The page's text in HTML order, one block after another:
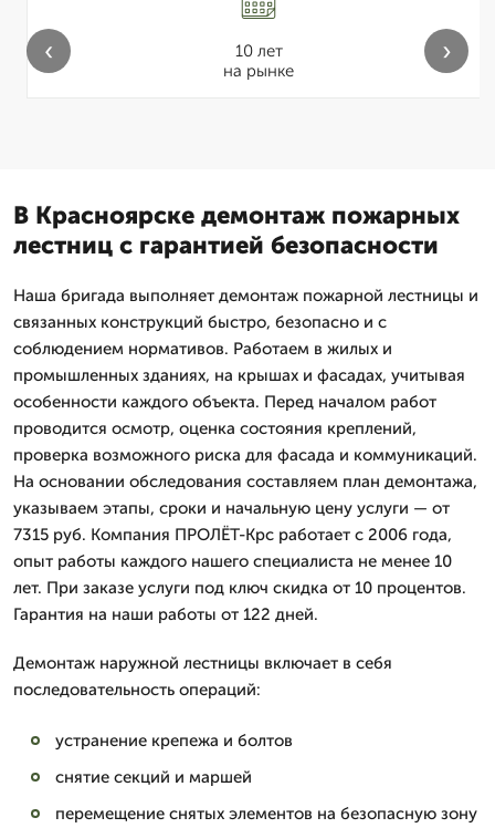
10 лет
на рынке
‹ ›
В Красноярске демонтаж пожарных
лестниц с гарантией безопасности
Наша бригада выполняет демонтаж пожарной лестницы и
связанных конструкций быстро, безопасно и с
соблюдением нормативов. Работаем в жилых и
промышленных зданиях, на крышах и фасадах, учитывая
особенности каждого объекта. Перед началом работ
проводится осмотр, оценка состояния креплений,
проверка возможного риска для фасада и коммуникаций.
На основании обследования составляем план демонтажа,
указываем этапы, сроки и начальную цену услуги — от
7315 руб. Компания ПРОЛЁТ-Крс работает с 2006 года,
опыт работы каждого нашего специалиста не менее 10
лет. При заказе услуги под ключ скидка от 10 процентов.
Гарантия на наши работы от 122 дней.
Демонтаж наружной лестницы включает в себя
последовательность операций:
устранение крепежа и болтов
снятие секций и маршей
перемещение снятых элементов на безопасную зону